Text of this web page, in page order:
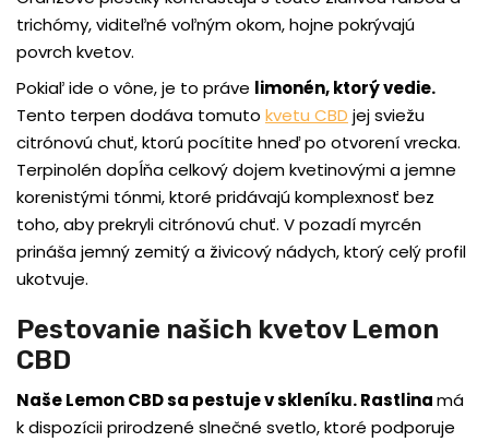
trichómy, viditeľné voľným okom, hojne pokrývajú
povrch kvetov.
Pokiaľ ide o vône, je to práve limonén, ktorý vedie.
Tento terpen dodáva tomuto kvetu CBD jej sviežu
citrónovú chuť, ktorú pocítite hneď po otvorení vrecka.
Terpinolén dopĺňa celkový dojem kvetinovými a jemne
korenistými tónmi, ktoré pridávajú komplexnosť bez
toho, aby prekryli citrónovú chuť. V pozadí myrcén
prináša jemný zemitý a živicový nádych, ktorý celý profil
ukotvuje.
Pestovanie našich kvetov Lemon
CBD
Naše Lemon CBD sa pestuje v skleníku. Rastlinamá
k dispozícii prirodzené slnečné svetlo, ktoré podporuje